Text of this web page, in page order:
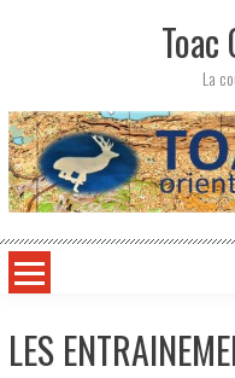
La
LES